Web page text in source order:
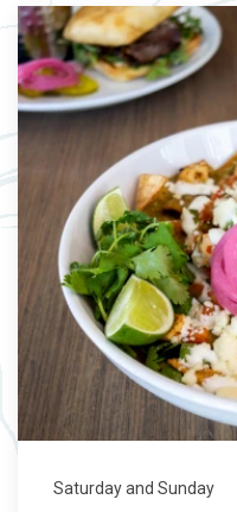
Saturday and Sunday